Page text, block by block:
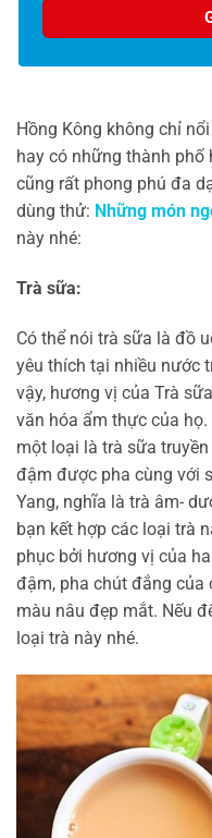
Hồng Kông không chỉ
hay có những thành phố
cũng rất phong phú đa
dùng thử: Những món
này nhé:
Trà sữa:
Có thể nói trà sữa là đồ
yêu thích tại nhiều nước
vậy, hương vị của Trà
văn hóa ẩm thực của
một loại là trà sữa
đậm được pha cùng với
Yang, nghĩa là trà âm-
bạn kết hợp các loại trà
phục bởi hương vị của
đậm, pha chút đắng của
màu nâu đẹp mắt. Nếu
loại trà này nhé.